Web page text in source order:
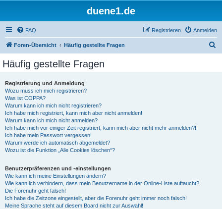
duene1.de
FAQ Anmelden
Registrieren
Foren-Übersicht Häufig gestellte Fragen
Häufig gestellte Fragen
Registrierung und Anmeldung
Wozu muss ich mich registrieren?
Was ist COPPA?
Warum kann ich mich nicht registrieren?
Ich habe mich registriert, kann mich aber nicht anmelden!
Warum kann ich mich nicht anmelden?
Ich habe mich vor einiger Zeit registriert, kann mich aber nicht mehr anmelden?!
Ich habe mein Passwort vergessen!
Warum werde ich automatisch abgemeldet?
Wozu ist die Funktion „Alle Cookies löschen“?
Benutzerpräferenzen und -einstellungen
Wie kann ich meine Einstellungen ändern?
Wie kann ich verhindern, dass mein Benutzername in der Online-Liste auftaucht?
Die Forenuhr geht falsch!
Ich habe die Zeitzone eingestellt, aber die Forenuhr geht immer noch falsch!
Meine Sprache steht auf diesem Board nicht zur Auswahl!